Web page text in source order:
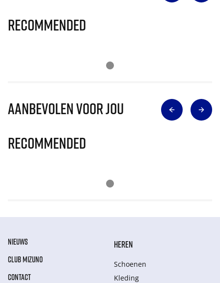
Recommended
Aanbevolen voor jou
Recommended
NIEUWS
CLUB MIZUNO
CONTACT
HEREN
Schoenen
Kleding